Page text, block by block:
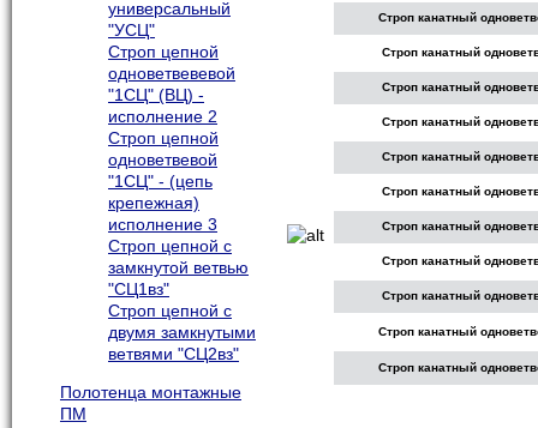
универсальный
"УСЦ"
Строп цепной
одноветвевевой
"1СЦ" (ВЦ) -
исполнение 2
Строп цепной
одноветвевой
"1СЦ" - (цепь
крепежная)
исполнение 3
Строп цепной с
замкнутой ветвью
"СЦ1вз"
Строп цепной с
двумя замкнутыми
ветвями "СЦ2вз"
Полотенца монтажные
ПМ
Строп канатный
Строп канатный
Строп канатный
Строп канатный
Строп канатный
Строп канатный
Строп канатный
Строп канатный
Строп канатный
Строп канатный
Строп канатный